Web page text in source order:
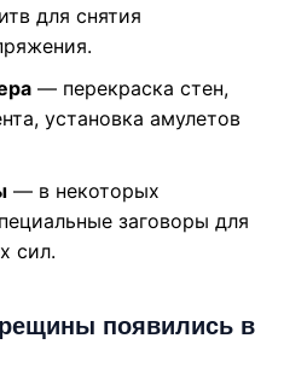
для снятия
— перекраска стен,
установка амулетов
— в некоторых
заговоры для
сил.
появились в